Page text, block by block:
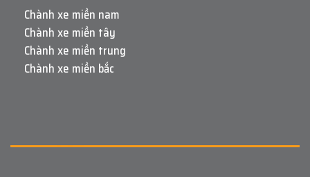
Chành xe miền nam
Chành xe miền tây
Chành xe miền trung
Chành xe miền bắc